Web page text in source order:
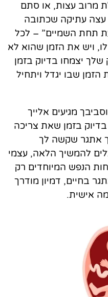
מרוב עצות, או סתם
עצה עתיקה שכתובה
תחת השמיים” – לכל
ויש את הזמן שהוא לא
שלך יצמחו בדיוק בזמן
שבו יגדל ויתחיל
מגיעים אלייך
בדיוק בזמן שאת צריכה
אתגר שקשה לך
להמשיך הלאה, עצמי
הנפש המיוחדים רק
בחיים, דמיון מודרך
אישית.